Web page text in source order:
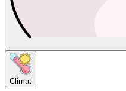
Climat